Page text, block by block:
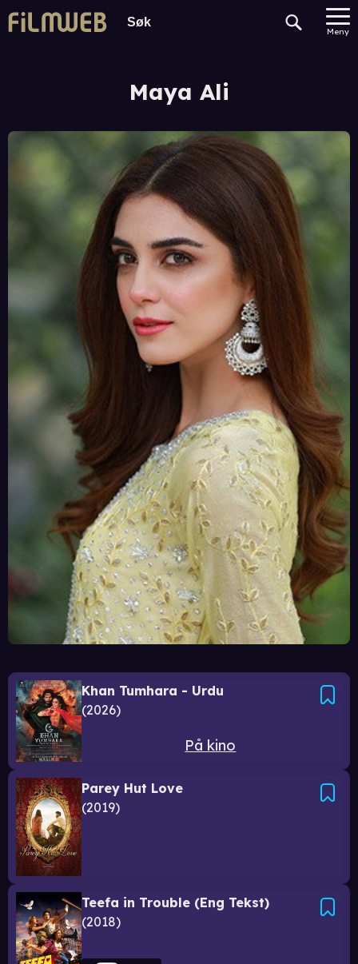
Meny
Maya Ali
Khan Tumhara - Urdu
2026
På kino
Parey Hut Love
2019
Teefa in Trouble (Eng Tekst)
2018